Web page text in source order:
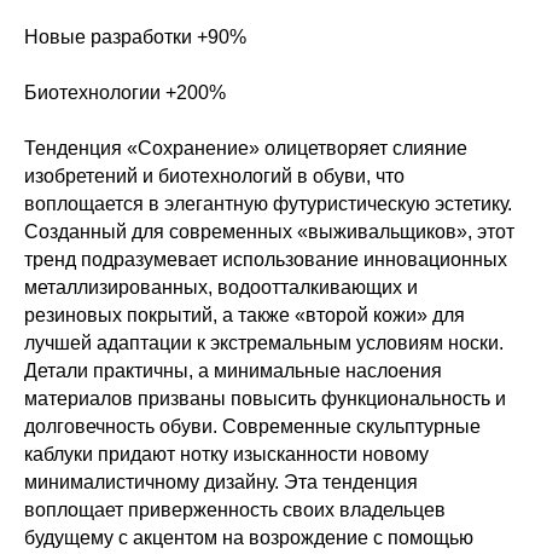
Новые разработки +90%
Биотехнологии +200%
Тенденция «Сохранение» олицетворяет слияние
изобретений и биотехнологий в обуви, что
воплощается в элегантную футуристическую эстетику.
Созданный для современных «выживальщиков», этот
тренд подразумевает использование инновационных
металлизированных, водоотталкивающих и
резиновых покрытий, а также «второй кожи» для
лучшей адаптации к экстремальным условиям носки.
Детали практичны, а минимальные наслоения
материалов призваны повысить функциональность и
долговечность обуви. Современные скульптурные
каблуки придают нотку изысканности новому
минималистичному дизайну. Эта тенденция
воплощает приверженность своих владельцев
будущему с акцентом на возрождение с помощью